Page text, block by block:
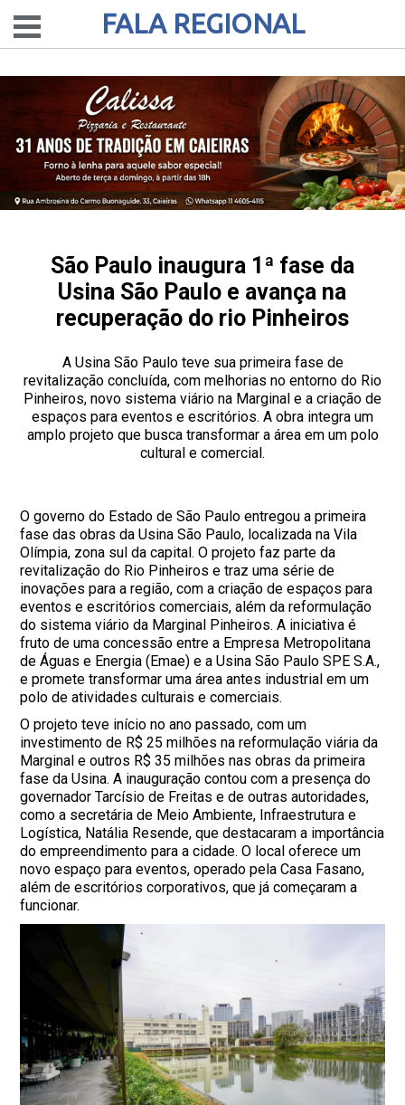
FALA REGIONAL
São Paulo inaugura 1ª fase da
Usina São Paulo e avança na
recuperação do rio Pinheiros
A Usina São Paulo teve sua primeira fase de
revitalização concluída, com melhorias no entorno do Rio
Pinheiros, novo sistema viário na Marginal e a criação de
espaços para eventos e escritórios. A obra integra um
amplo projeto que busca transformar a área em um polo
cultural e comercial.
O governo do Estado de São Paulo entregou a primeira
fase das obras da Usina São Paulo, localizada na Vila
Olímpia, zona sul da capital. O projeto faz parte da
revitalização do Rio Pinheiros e traz uma série de
inovações para a região, com a criação de espaços para
eventos e escritórios comerciais, além da reformulação
do sistema viário da Marginal Pinheiros. A iniciativa é
fruto de uma concessão entre a Empresa Metropolitana
de Águas e Energia (Emae) e a Usina São Paulo SPE S.A.,
e promete transformar uma área antes industrial em um
polo de atividades culturais e comerciais.
O projeto teve início no ano passado, com um
investimento de R$ 25 milhões na reformulação viária da
Marginal e outros R$ 35 milhões nas obras da primeira
fase da Usina. A inauguração contou com a presença do
governador Tarcísio de Freitas e de outras autoridades,
como a secretária de Meio Ambiente, Infraestrutura e
Logística, Natália Resende, que destacaram a importância
do empreendimento para a cidade. O local oferece um
novo espaço para eventos, operado pela Casa Fasano,
além de escritórios corporativos, que já começaram a
funcionar.